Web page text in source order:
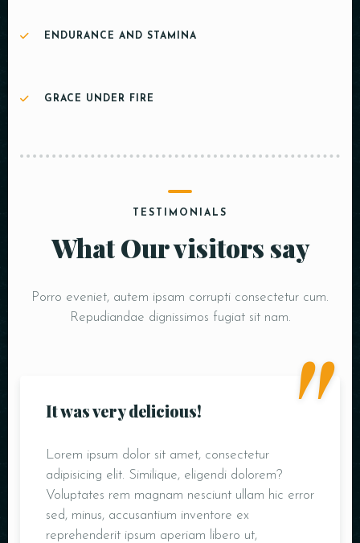
ENDURANCE AND STAMINA
GRACE UNDER FIRE
TESTIMONIALS
What Our visitors say
Porro eveniet, autem ipsam corrupti consectetur cum.
Repudiandae dignissimos fugiat sit nam."
It was very delicious!
Lorem ipsum dolor sit amet, consectetur
adipisicing elit. Similique, eligendi dolorem?
Voluptates rem magnam nesciunt ullam hic error
sed, minus, accusantium inventore ex
reprehenderit ipsum aperiam libero ut,